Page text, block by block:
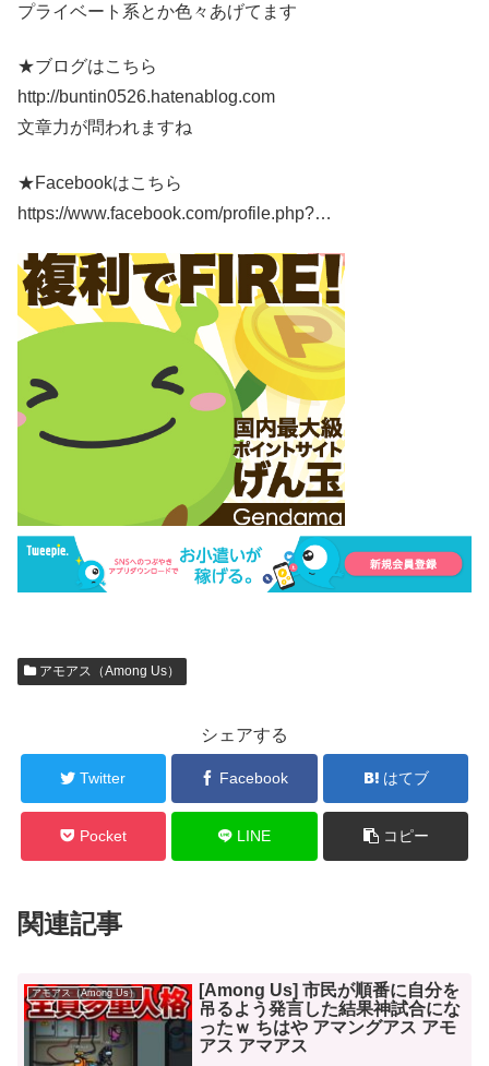
プライベート系とか色々あげてます
★ブログはこちら
http://buntin0526.hatenablog.com
文章力が問われますね
★Facebookはこちら
https://www.facebook.com/profile.php?…
アモアス（Among Us）
シェアする
Twitter Facebook はてブ
Pocket LINE コピー
関連記事
アモアス（Among Us）
[Among Us] 市民が順番に自分を
吊るよう発言した結果神試合にな
ったｗ ちはや アマングアス アモ
アス アマアス